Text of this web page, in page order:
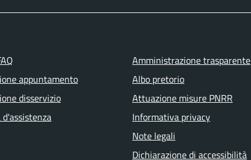
appuntamento
disservizio
Amministrazione trasparente
Albo pretorio
Attuazione misure PNRR
Informativa privacy
Note legali
Dichiarazione di accessibilità